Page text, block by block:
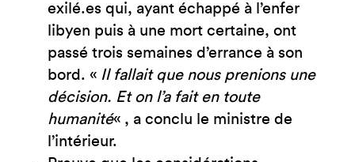
exilé.es qui, ayant échappé à l’enfer
libyen puis à une mort certaine, ont
passé trois semaines d’errance à son
bord. « Il fallait que nous prenions une
décision. Et on l’a fait en toute
humanité« , a conclu le ministre de
l’intérieur.